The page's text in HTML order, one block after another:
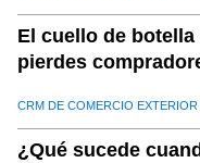
El cuello de
pierdes
CRM DE COMERCIO
¿Qué sucede